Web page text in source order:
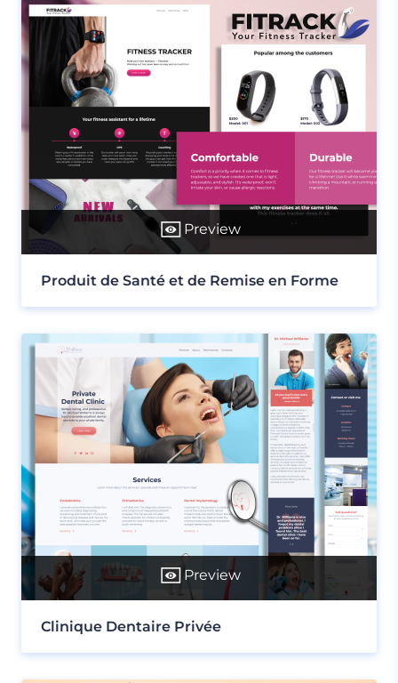
Preview
Produit de Santé et de Remise en Forme
Preview
Clinique Dentaire Privée